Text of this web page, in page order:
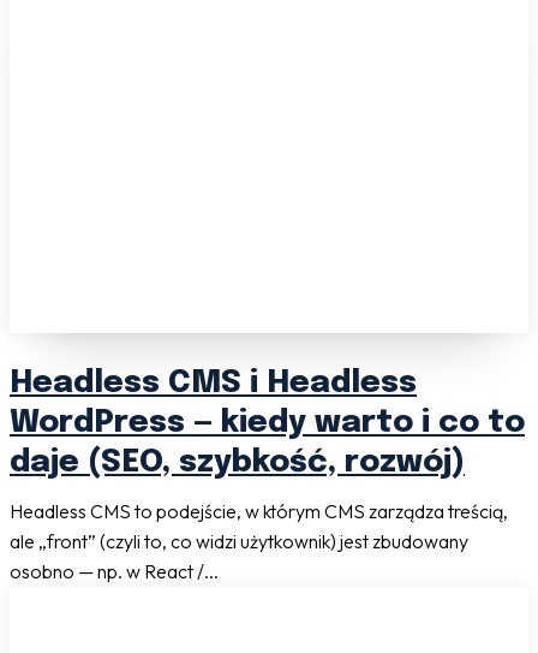
Headless CMS i Headless
WordPress — kiedy warto i co to
daje (SEO, szybkość, rozwój)
Headless CMS to podejście, w którym CMS zarządza treścią,
ale „front” (czyli to, co widzi użytkownik) jest zbudowany
osobno — np. w React /...